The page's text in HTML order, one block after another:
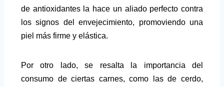
de antioxidantes la hace un aliado perfecto contra
los signos del envejecimiento, promoviendo una
piel más firme y elástica.
Por otro lado, se resalta la importancia del
consumo de ciertas carnes, como las de cerdo,